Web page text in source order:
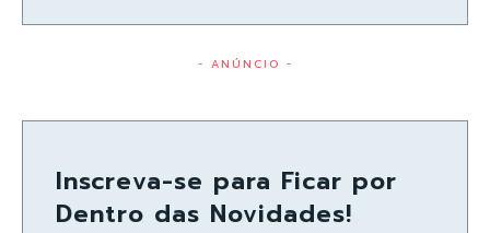
- ANÚNCIO -
Inscreva-se para Ficar por
Dentro das Novidades!